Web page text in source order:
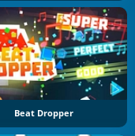
Beat Dropper